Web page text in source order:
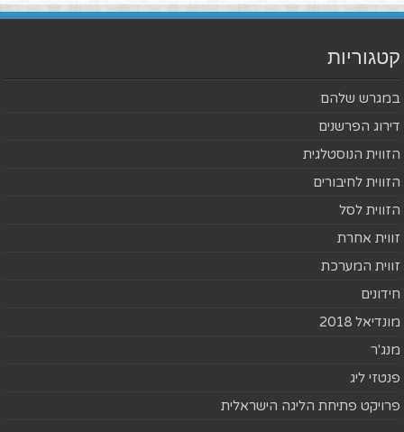
קטגוריות
במגרש שלהם
דירוג הפרשנים
הזווית הנוסטלגית
הזווית לחיבורים
הזווית לסל
זווית אחרת
זווית המערכת
חידונים
מונדיאל 2018
מנג'ר
פנטזי ליג
פרויקט פתיחת הליגה הישראלית